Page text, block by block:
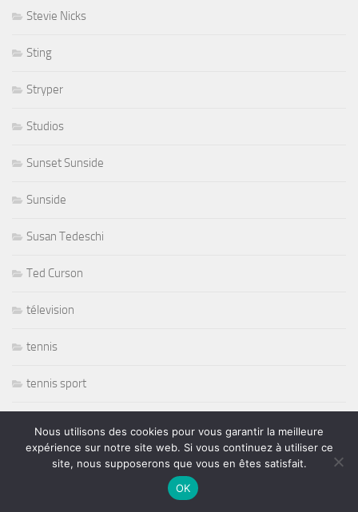
Stevie Nicks
Sting
Stryper
Studios
Sunset Sunside
Sunside
Susan Tedeschi
Ted Curson
télevision
tennis
tennis sport
Thornetta Davis
Nous utilisons des cookies pour vous garantir la meilleure
expérience sur notre site web. Si vous continuez à utiliser ce
site, nous supposerons que vous en êtes satisfait.
OK